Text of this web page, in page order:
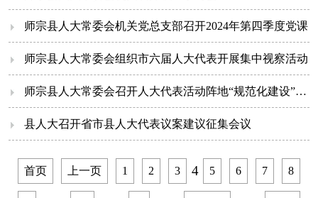
师宗县人大常委会机关党总支部召开2024年第四季度党课
师宗县人大常委会组织市六届人大代表开展集中视察活动
师宗县人大常委会召开人大代表活动阵地“规范化建设”“实体化运行”工作部署会议
县人大召开省市县人大代表议案建议征集会议
首页 上一页 1 2 3 4 5 6 7 8